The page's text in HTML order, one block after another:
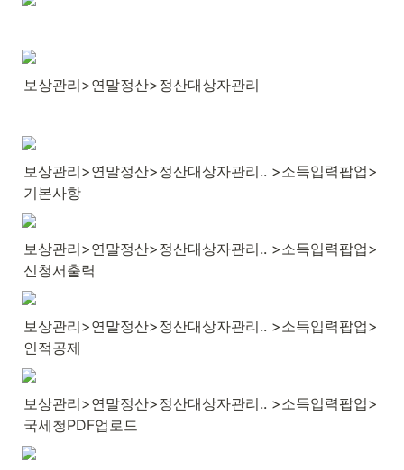
보상관리>연말정산>정산대상자관리
보상관리>연말정산>정산대상자관리.. >소득입력팝업>
기본사항
보상관리>연말정산>정산대상자관리.. >소득입력팝업>
신청서출력
보상관리>연말정산>정산대상자관리.. >소득입력팝업>
인적공제
보상관리>연말정산>정산대상자관리.. >소득입력팝업>
국세청PDF업로드